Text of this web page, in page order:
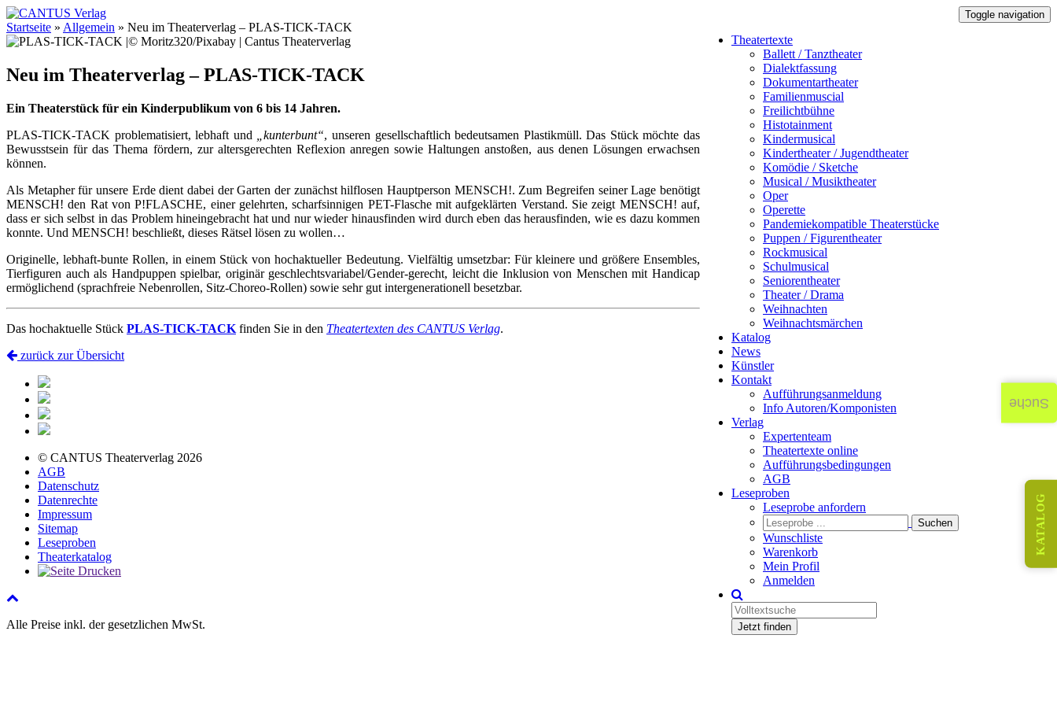
Toggle navigation
Theatertexte
Ballett / Tanztheater
Dialektfassung
Dokumentartheater
Familienmuscial
Freilichtbühne
Histotainment
Kindermusical
Kindertheater / Jugendtheater
Komödie / Sketche
Musical / Musiktheater
Oper
Operette
Pandemiekompatible Theaterstücke
Puppen / Figurentheater
Rockmusical
Schulmusical
Seniorentheater
Theater / Drama
Weihnachten
Weihnachtsmärchen
Katalog
News
Künstler
Kontakt
Aufführungsanmeldung
Info Autoren/Komponisten
Verlag
Expertenteam
Theatertexte online
Aufführungsbedingungen
AGB
Leseproben
Leseprobe anfordern
Wunschliste
Warenkorb
Mein Profil
Anmelden
Jetzt finden
Startseite » Allgemein » Neu im Theaterverlag – PLAS-TICK-TACK
Neu im Theaterverlag – PLAS-TICK-TACK
Ein Theaterstück für ein Kinderpublikum von 6 bis 14 Jahren.
PLAS-TICK-TACK problematisiert, lebhaft und
„kunterbunt“, unseren gesellschaftlich bedeutsamen Plastikmüll. Das Stück möchte das
Bewusstsein für das Thema fördern, zur altersgerechten Reflexion anregen sowie Haltungen anstoßen, aus denen Lösungen erwachsen
können.
Als Metapher für unsere Erde dient dabei der Garten der zunächst hilflosen Hauptperson MENSCH!. Zum Begreifen seiner Lage benötigt
MENSCH! den Rat von P!FLASCHE, einer gelehrten, scharfsinnigen PET-Flasche mit aufgeklärten Verstand. Sie zeigt MENSCH! auf,
dass er sich selbst in das Problem hineingebracht hat und nur wieder hinausfinden wird durch eben das herausfinden, wie es dazu kommen
konnte. Und MENSCH! beschließt, dieses Rätsel lösen zu wollen…
Originelle, lebhaft-bunte Rollen, in einem Stück von hochaktueller Bedeutung. Vielfältig umsetzbar: Für kleinere und größere Ensembles,
Tierfiguren auch als Handpuppen spielbar, originär geschlechtsvariabel/Gender-gerecht, leicht die Inklusion von Menschen mit Handicap
ermöglichend (sprachfreie Nebenrollen, Sitz-Choreo-Rollen) sowie sehr gut intergenerationell besetzbar.
Das hochaktuelle Stück PLAS-TICK-TACK finden Sie in den Theatertexten des CANTUS Verlag.
zurück zur Übersicht
© CANTUS Theaterverlag 2026
AGB
Datenschutz
Datenrechte
Impressum
Sitemap
Leseproben
Theaterkatalog
Alle Preise inkl. der gesetzlichen MwSt.
KATALOG
Suche